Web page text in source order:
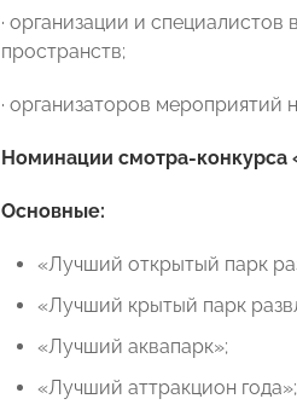
· организации и
пространств;
· организаторов мероприятий
Номинации смотра-конкурса
Основные:
«Лучший открытый парк
«Лучший крытый парк
«Лучший аквапарк»;
«Лучший аттракцион года»;